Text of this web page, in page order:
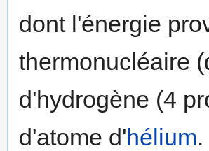
dont l'énergie
thermonucléaire
d'hydrogène (4
d'atome d'hélium